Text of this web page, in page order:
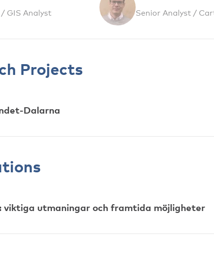
GIS Analyst Senior Analyst /
Projects
Dalarna
viktiga utmaningar och framtida möjligheter